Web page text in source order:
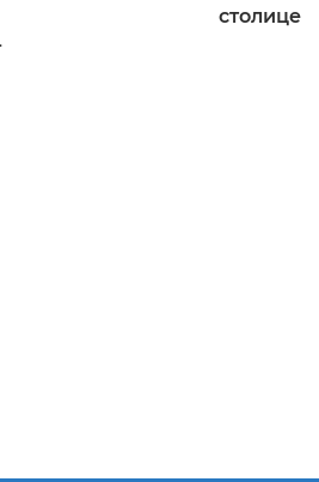
столице